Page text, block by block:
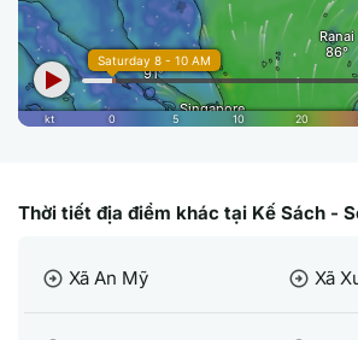
Thời tiết địa điểm khác tại Kế Sách -
arrow_circle_right Xã An Mỹ arrow_circle_right Xã